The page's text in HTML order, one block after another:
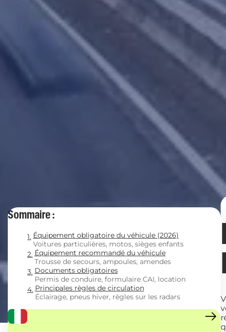
Sommaire :
Équipement obligatoire du véhicule (2026)
Voitures particulières, motos, sièges enfants
Équipement recommandé du véhicule
Trousse de secours, ampoules, amendes
Documents obligatoires
Permis de conduire, formulaire CAI, location
Principales règles de circulation
Éclairage, pneus hiver, règles sur les radars